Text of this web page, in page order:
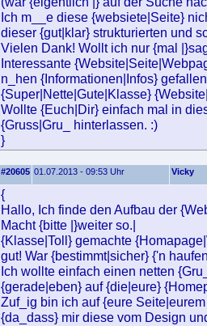
Ich m__e diese {websiete|Seite}
dieser {gut|klar} strukturierten und
Vielen Dank! Wollt ich nur {mal
Interessante
n_hen {Informationen|Infos}
{Super|Nette|Gute|Klasse}
Wollte {Euch|Dir} einfach mal in
{Gruss|Gru_ hinterlassen. :)
}
#20605 01.07.2013 - 09:53 Uhr Vicky
{
Hallo, Ich finde den Aufbau der
Macht {bitte |}weiter so.|
{Klasse|Toll} gemachte
gut! War {bestimmt|sicher} {'n
Ich wollte einfach einen netten
{gerade|eben} auf {die|eure}
Zuf_ig bin ich auf {eure
{da_dass} mir diese vom Design